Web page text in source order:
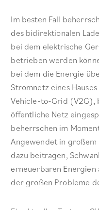
Im besten Fall
des bidirektionalen
bei dem elektrische
betrieben werden
bei dem die Energie
Stromnetz eines
Vehicle-to-Grid (V2G),
öffentliche Netz
beherrschen im
Angewendet in großem
dazu beitragen,
erneuerbaren Energien
der großen Probleme